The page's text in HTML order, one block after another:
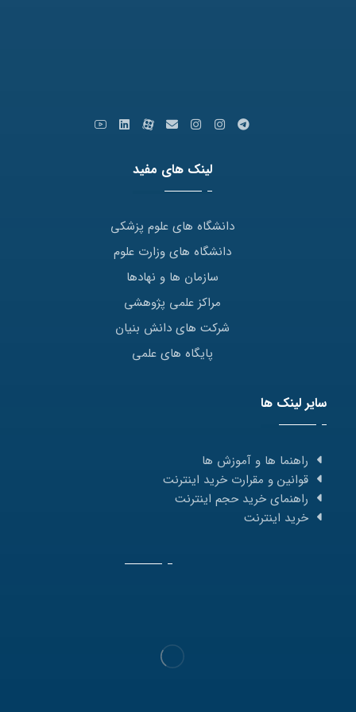
لینک های مفید
دانشگاه های علوم پزشکی
دانشگاه های وزارت علوم
سازمان ها و نهادها
مراکز علمی پژوهشی
شرکت های دانش بنیان
پایگاه های علمی
سایر لینک ها
راهنما ها و آموزش ها
قوانین و مقرارت خرید اینترنت
راهنمای خرید حجم اینترنت
خرید اینترنت